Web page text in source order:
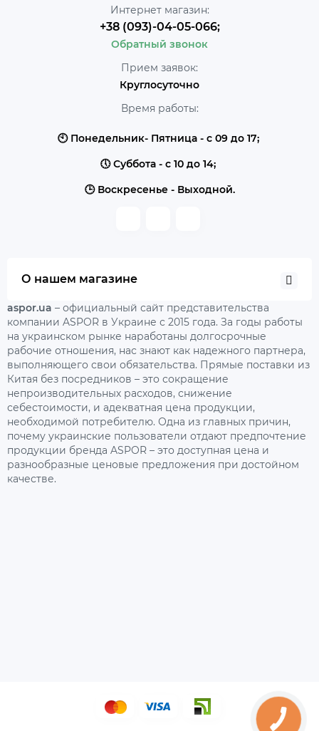
Интернет магазин:
+38 (093)-04-05-066;
Обратный звонок
Прием заявок:
Круглосуточно
Время работы:
🕙 Понедельник- Пятница - с 09 до 17;
🕔 Суббота - с 10 до 14;
🕒 Воскресенье - Выходной.
О нашем магазине
aspor.ua – официальный сайт представительства
компании ASPOR в Украине с 2015 года. За годы работы
на украинском рынке наработаны долгосрочные
рабочие отношения, нас знают как надежного партнера,
выполняющего свои обязательства. Прямые поставки из
Китая без посредников – это сокращение
непроизводительных расходов, снижение
себестоимости, и адекватная цена продукции,
необходимой потребителю. Одна из главных причин,
почему украинские пользователи отдают предпочтение
продукции бренда ASPOR – это доступная цена и
разнообразные ценовые предложения при достойном
качестве.